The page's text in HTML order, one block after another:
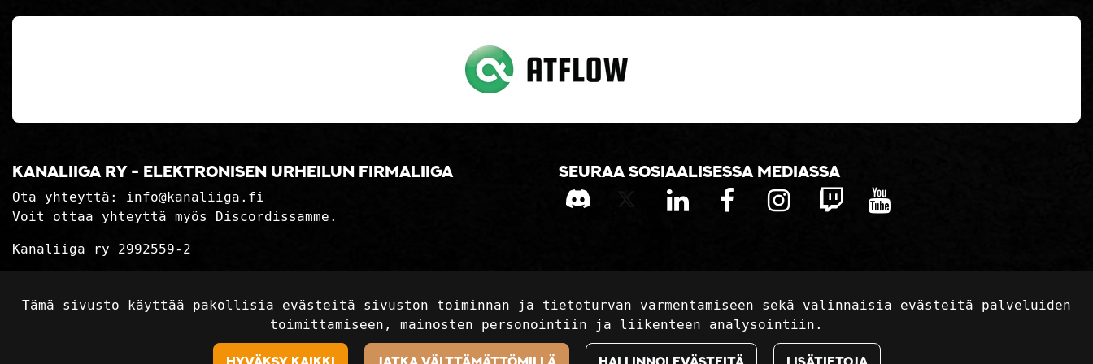
Tämä sivusto käyttää pakollisia evästeitä sivuston toiminnan ja tietoturvan varmentamiseen sekä valinnaisia evästeitä palveluiden
toimittamiseen, mainosten personointiin ja liikenteen analysointiin.
Kanaliiga ry - elektronisen urheilun firmaliiga
Ota yhteyttä: info@kanaliiga.fi
Voit ottaa yhteyttä myös Discordissamme.
Kanaliiga ry 2992559-2
Toimitusehdot
Seuraa sosiaalisessa mediassa